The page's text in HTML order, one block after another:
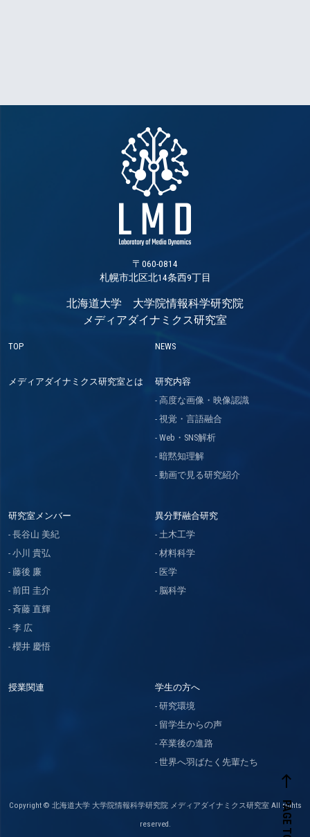
west
PAGE TOP
〒060-0814
札幌市北区北14条西9丁目
北海道大学 大学院情報科学研究院
メディアダイナミクス研究室
TOP NEWS
メディアダイナミクス研究室とは
研究内容
高度な画像・映像認識
視覚・言語融合
Web・SNS解析
暗黙知理解
動画で見る研究紹介
研究室メンバー
長谷山 美紀
小川 貴弘
藤後 廉
前田 圭介
斉藤 直輝
李 広
櫻井 慶悟
異分野融合研究
土木工学
材料科学
医学
脳科学
授業関連
学生の方へ
研究環境
留学生からの声
卒業後の進路
世界へ羽ばたく先輩たち
Copyright © 北海道大学 大学院情報科学研究院 メディアダイナミクス研究室 All rights
reserved.